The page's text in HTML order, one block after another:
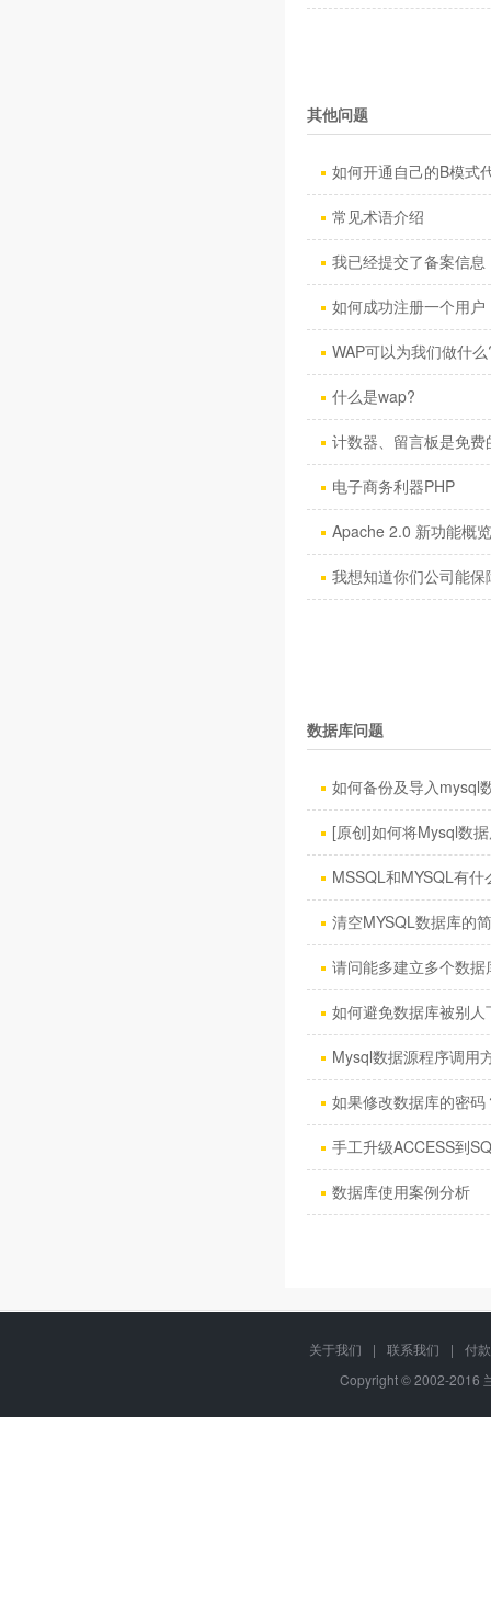
其他问题
如何开通自己的B模式
常见术语介绍
我已经提交了备案信
如何成功注册一个用户
WAP可以为我们做什
什么是wap?
计数器、留言板是免费
电子商务利器PHP
Apache 2.0 新功能概览
我想知道你们公司能
数据库问题
如何备份及导入mysql
[原创]如何将Mysql数
MSSQL和MYSQL有什
清空MYSQL数据库的
请问能多建立多个数据
如何避免数据库被别人
Mysql数据源程序调用
如果修改数据库的密码
手工升级ACCESS到
数据库使用案例分析
关于我们 | 联系我们 |
付
Copyright © 2002-2016